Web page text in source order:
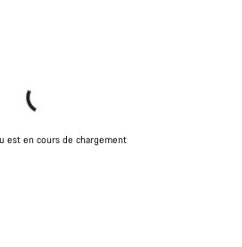
est en cours de chargement